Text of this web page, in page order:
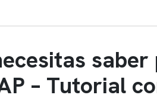
– Tutorial